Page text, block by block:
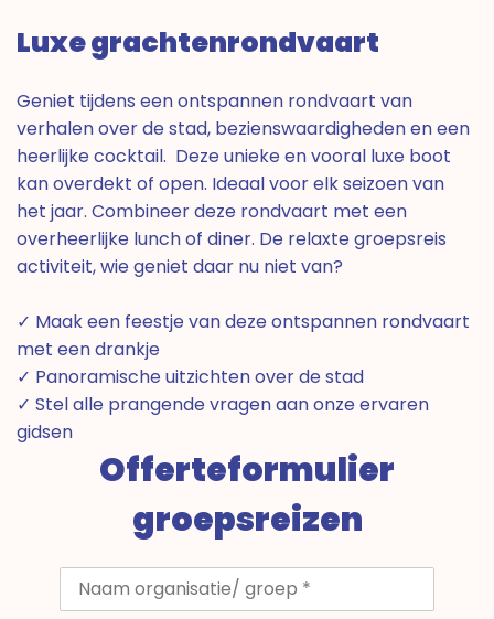
Luxe grachtenrondvaart
Geniet tijdens een ontspannen rondvaart van
verhalen over de stad, bezienswaardigheden en een
heerlijke cocktail. Deze unieke en vooral luxe boot
kan overdekt of open. Ideaal voor elk seizoen van
het jaar. Combineer deze rondvaart met een
overheerlijke lunch of diner. De relaxte groepsreis
activiteit, wie geniet daar nu niet van?
✓ Maak een feestje van deze ontspannen rondvaart
met een drankje
✓ Panoramische uitzichten over de stad
✓ Stel alle prangende vragen aan onze ervaren
gidsen
Offerteformulier
groepsreizen